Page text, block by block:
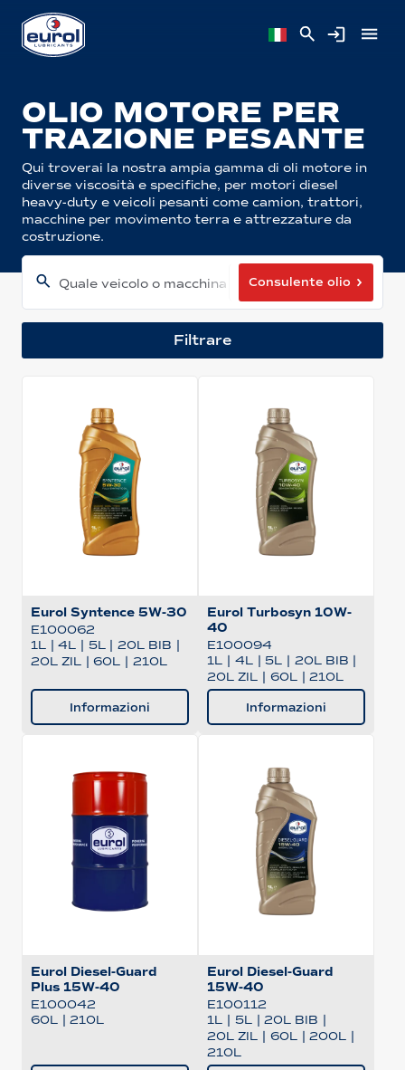
OLIO MOTORE PER
TRAZIONE PESANTE
Qui troverai la nostra ampia gamma di oli motore in
diverse viscosità e specifiche, per motori diesel
heavy-duty e veicoli pesanti come camion, trattori,
macchine per movimento terra e attrezzature da
costruzione.
Quale veicolo o macchina hai?Consulente olio
Filtrare
Eurol Syntence 5W-30
E100062
1L | 4L | 5L | 20L BIB |
20L ZIL | 60L | 210L
Informazioni
Eurol Turbosyn 10W-
40
E100094
1L | 4L | 5L | 20L BIB |
20L ZIL | 60L | 210L
Informazioni
Eurol Diesel-Guard
Plus 15W-40
E100042
60L | 210L
Eurol Diesel-Guard
15W-40
E100112
1L | 5L | 20L BIB |
20L ZIL | 60L | 200L |
210L